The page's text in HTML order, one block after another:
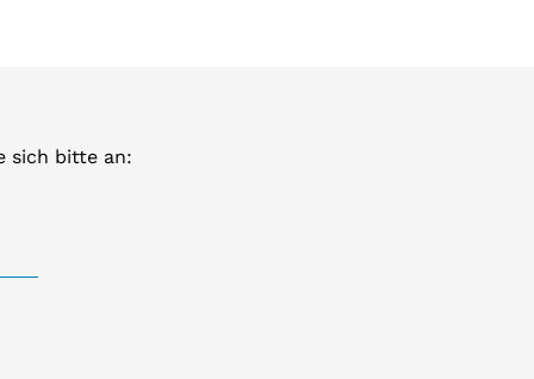
sich bitte an: